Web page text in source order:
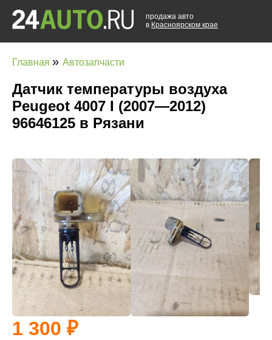
продажа авто
в Красноярском крае
Главная » Автозапчасти
Датчик температуры воздуха
Peugeot 4007 I (2007—2012)
96646125 в Рязани
1 300